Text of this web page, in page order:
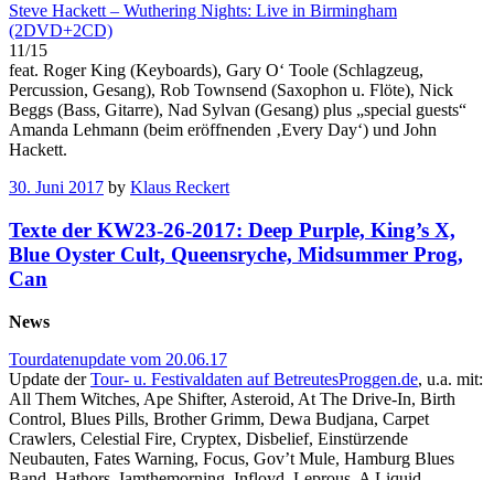
Steve Hackett – Wuthering Nights: Live in Birmingham
(2DVD+2CD)
11/15
feat. Roger King (Keyboards), Gary O‘ Toole (Schlagzeug,
Percussion, Gesang), Rob Townsend (Saxophon u. Flöte), Nick
Beggs (Bass, Gitarre), Nad Sylvan (Gesang) plus „special guests“
Amanda Lehmann (beim eröffnenden ‚Every Day‘) und John
Hackett.
30. Juni 2017 by Klaus Reckert
Texte der KW23-26-2017: Deep Purple, King’s X,
Blue Oyster Cult, Queensryche, Midsummer Prog,
Can
News
Tourdatenupdate vom 20.06.17
Update derTour- u. Festivaldaten auf BetreutesProggen.de, u.a. mit:
All Them Witches, Ape Shifter, Asteroid, At The Drive-In, Birth
Control, Blues Pills, Brother Grimm, Dewa Budjana, Carpet
Crawlers, Celestial Fire, Cryptex, Disbelief, Einstürzende
Neubauten, Fates Warning, Focus, Gov’t Mule, Hamburg Blues